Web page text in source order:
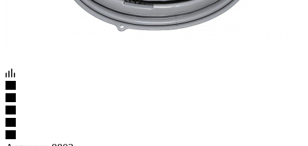
Артикул:
Манжета люка для стиральных машин Hansa 8020721